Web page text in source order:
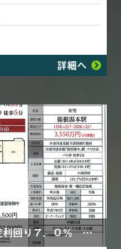
詳細へ
足柄下郡の一棟売りアパート 満室想定利回り７．０％ 街道沿い 芦ノ湖まで至近 ４部屋中３部屋賃貸中